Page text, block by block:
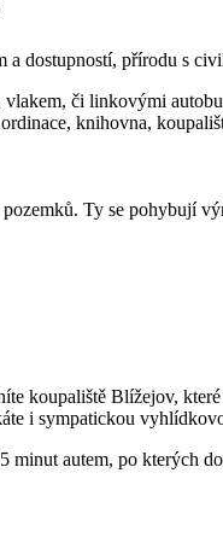
dostupností, přírodu s
či linkovými
knihovna,
Ty se pohybují
koupaliště Blížejov,
i sympatickou
autem, po kterých